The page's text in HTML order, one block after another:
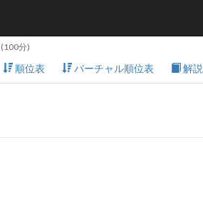
(100分)
順位表 バーチャル順位表 解説